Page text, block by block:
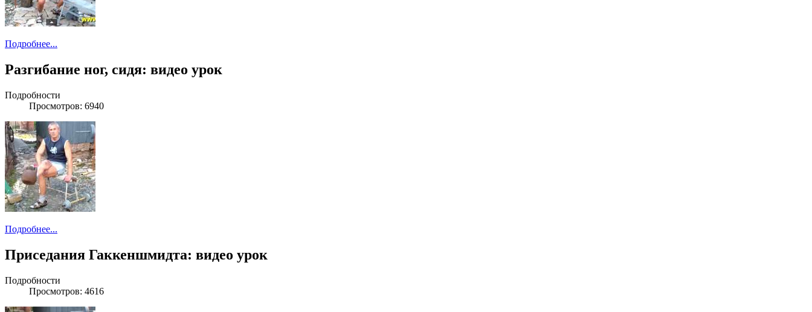
Подробнее...
Разгибание ног, сидя: видео урок
Подробности
Просмотров: 6940
Подробнее...
Приседания Гаккеншмидта: видео урок
Подробности
Просмотров: 4616